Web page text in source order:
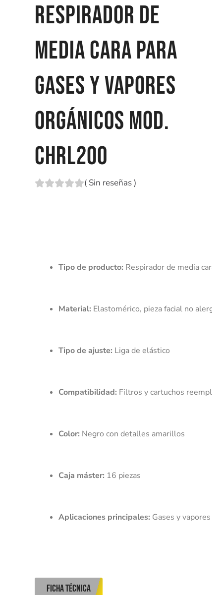
RESPIRADOR DE
MEDIA CARA PARA
GASES Y VAPORES
ORGÁNICOS MOD.
CHRL200
( Sin reseñas)
Tipo de producto: Respirador de media cara
Material: Elastomérico, pieza facial no
Tipo de ajuste: Liga de elástico
Compatibilidad: Filtros y cartuchos
Color: Negro con detalles amarillos
Caja máster: 16 piezas
Aplicaciones principales: Gases y vapores
ficha técnica